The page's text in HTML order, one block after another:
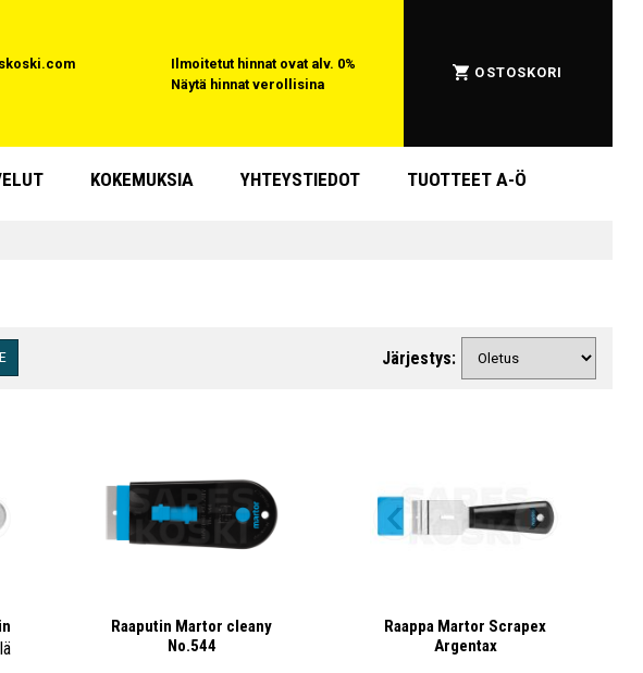
Ilmoitetut hinnat ovat alv. 0%
Näytä hinnat verollisina
OSTOSKORI
KOKEMUKSIA YHTEYSTIEDOT TUOTTEET A-Ö
Järjestys:
Raaputin Martor cleany
No.544
Raappa Martor Scrapex
Argentax